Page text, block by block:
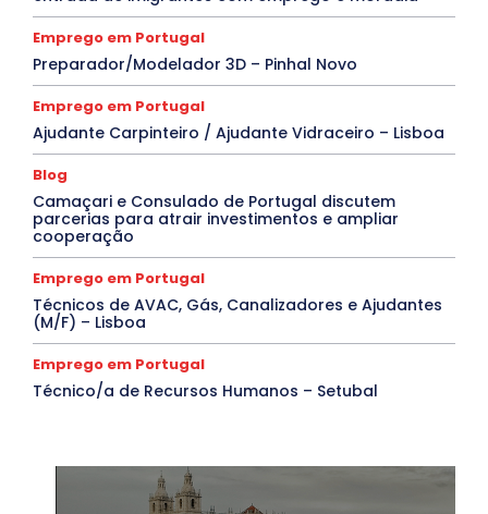
Emprego em Portugal
Preparador/Modelador 3D – Pinhal Novo
Emprego em Portugal
Ajudante Carpinteiro / Ajudante Vidraceiro – Lisboa
Blog
Camaçari e Consulado de Portugal discutem
parcerias para atrair investimentos e ampliar
cooperação
Emprego em Portugal
Técnicos de AVAC, Gás, Canalizadores e Ajudantes
(M/F) – Lisboa
Emprego em Portugal
Técnico/a de Recursos Humanos – Setubal